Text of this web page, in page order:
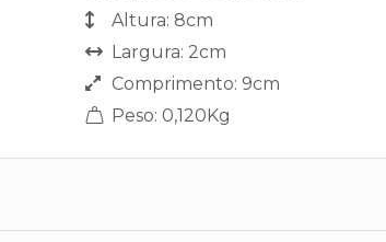
Altura: 8cm
Largura: 2cm
Comprimento: 9cm
Peso: 0,120Kg